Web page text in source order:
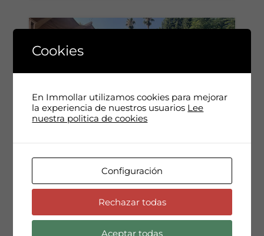
Ático en alquiler de temporada en
El Putxet con dos grandes
terrazas
Ático exclusivo de 145 m²,…
Cookies
En Immollar utilizamos cookies para mejorar
la experiencia de nuestros usuarios Lee
nuestra politica de cookies
Configuración
Rechazar todas
Aceptar todas